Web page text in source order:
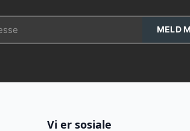
MELD
Vi er sosiale